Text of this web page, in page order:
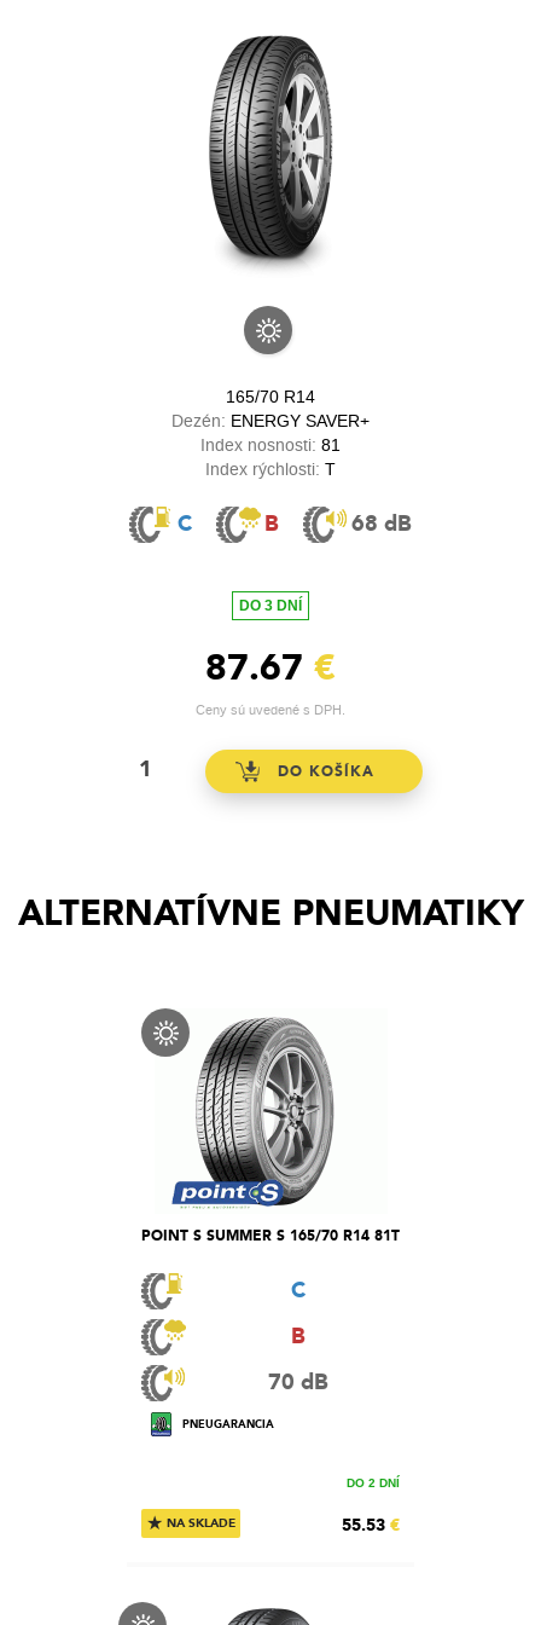
165/70 R14
Dezén: ENERGY SAVER+
Index nosnosti: 81
Index rýchlosti: T
C B 68 dB
DO 3 DNÍ
87.67 €
Ceny sú uvedené s DPH.
ALTERNATÍVNE PNEUMATIKY
POINT S SUMMER S 165/70 R14 81T
C
B
70 dB
★ NA SKLADE
PNEUGARANCIA
DO 2 DNÍ
55.53 €